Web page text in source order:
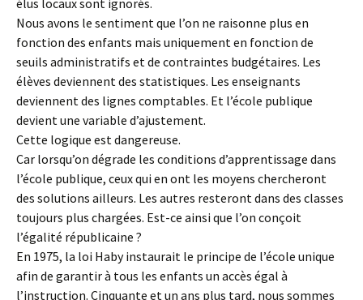
élus locaux sont ignorés.
Nous avons le sentiment que l’on ne raisonne plus en
fonction des enfants mais uniquement en fonction de
seuils administratifs et de contraintes budgétaires. Les
élèves deviennent des statistiques. Les enseignants
deviennent des lignes comptables. Et l’école publique
devient une variable d’ajustement.
Cette logique est dangereuse.
Car lorsqu’on dégrade les conditions d’apprentissage dans
l’école publique, ceux qui en ont les moyens chercheront
des solutions ailleurs. Les autres resteront dans des classes
toujours plus chargées. Est-ce ainsi que l’on conçoit
l’égalité républicaine ?
En 1975, la loi Haby instaurait le principe de l’école unique
afin de garantir à tous les enfants un accès égal à
l’instruction. Cinquante et un ans plus tard, nous sommes